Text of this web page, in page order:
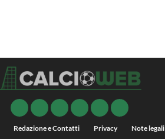
Redazione e Contatti Privacy Note legali